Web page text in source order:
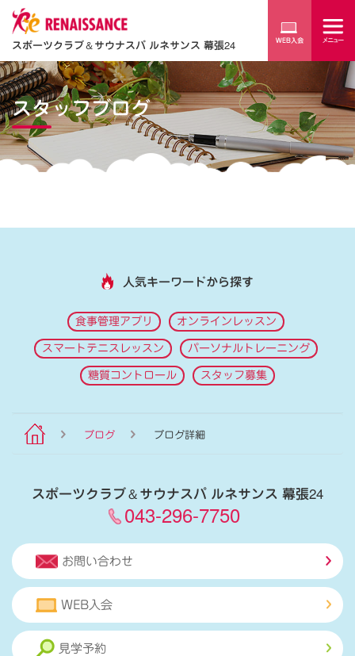
スポーツクラブ＆サウナスパ ルネサンス 幕張24
スタッフブログ
人気キーワードから探す
食事管理アプリ オンラインレッスン
スマートテニスレッスン パーソナルトレーニング
糖質コントロール スタッフ募集
ブログ ブログ詳細
スポーツクラブ＆サウナスパ ルネサンス 幕張24
043-296-7750
お問い合わせ
WEB入会
見学予約